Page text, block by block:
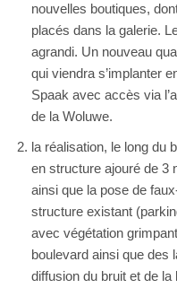
nouvelles boutiques,
placés dans la galerie.
agrandi. Un nouveau
qui viendra s’implanter
Spaak avec accès via
de la Woluwe.
la réalisation, le long du
en structure ajouré de 3
ainsi que la pose de
structure existant
avec végétation
boulevard ainsi que des
diffusion du bruit et de